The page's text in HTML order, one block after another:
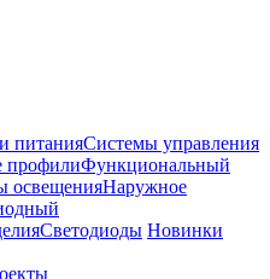
питанияСистемы управления
Функциональный
освещенияНаружное
Светодиоды Новинки